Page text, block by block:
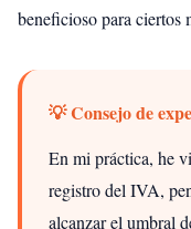
beneficioso para ciertos
💡 Consejo de
En mi práctica, he
registro del IVA,
alcanzar el umbral